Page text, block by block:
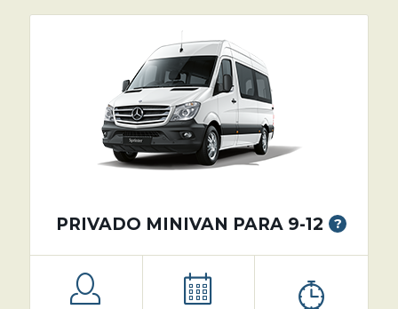
PRIVADO MINIVAN PARA 9-12 ?